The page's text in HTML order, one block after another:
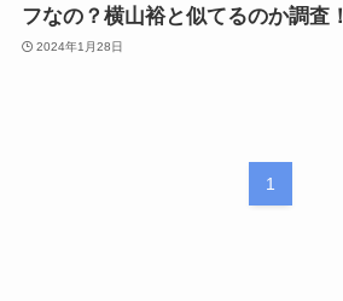
フなの？横山裕と似てるのか調査！
2024年1月28日
1